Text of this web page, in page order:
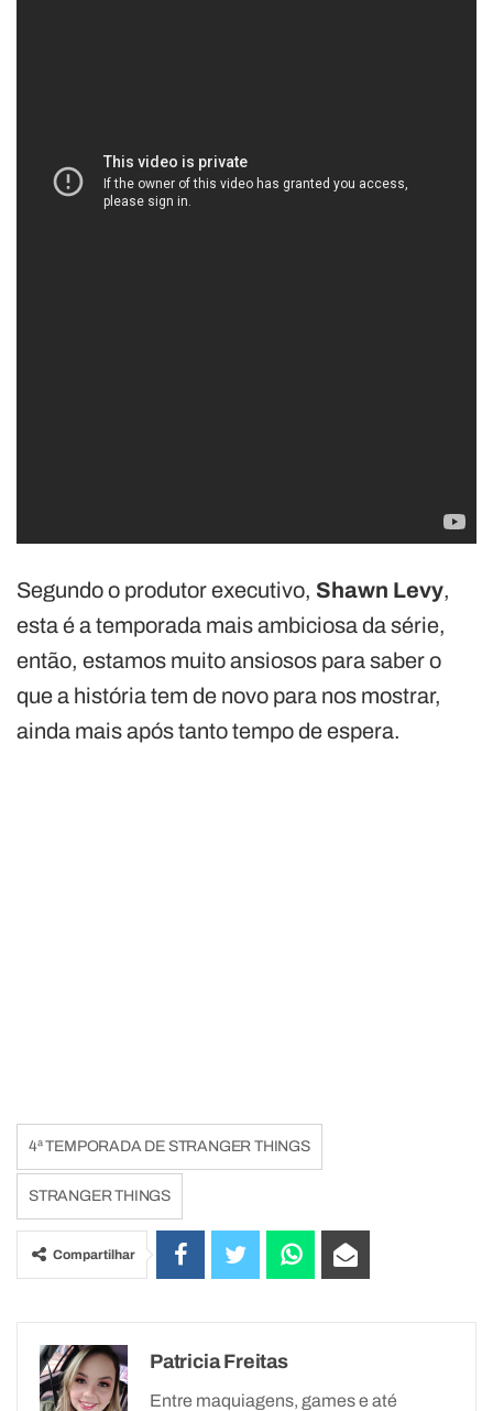
Segundo o produtor executivo, Shawn Levy,
esta é a temporada mais ambiciosa da série,
então, estamos muito ansiosos para saber o
que a história tem de novo para nos mostrar,
ainda mais após tanto tempo de espera.
4ª TEMPORADA DE STRANGER THINGS
STRANGER THINGS
Compartilhar
Patricia Freitas
Entre maquiagens, games e até